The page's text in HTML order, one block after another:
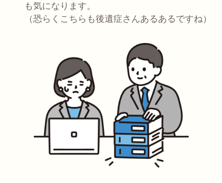
も気になります。
（恐らくこちらも後遺症さんあるあるですね）